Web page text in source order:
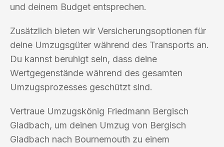
und deinem Budget entsprechen.
Zusätzlich bieten wir Versicherungsoptionen für
deine Umzugsgüter während des Transports an.
Du kannst beruhigt sein, dass deine
Wertgegenstände während des gesamten
Umzugsprozesses geschützt sind.
Vertraue Umzugskönig Friedmann Bergisch
Gladbach, um deinen Umzug von Bergisch
Gladbach nach Bournemouth zu einem